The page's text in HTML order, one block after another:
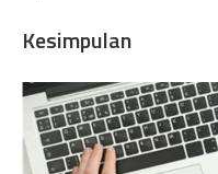
Kesimpulan